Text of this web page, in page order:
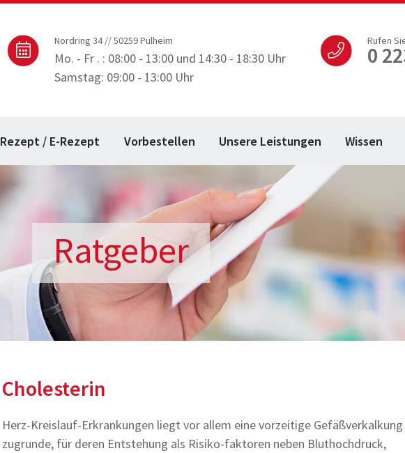
Nordring 34 // 50259 Pulheim
Mo. - Fr . : 08:00 - 13:00 und 14:30 - 18:30 Uhr
Samstag: 09:00 - 13:00 Uhr
Rufen
0
Rezept / E-Rezept Vorbestellen Unsere Leistungen Wissen
Ratgeber
Cholesterin
Herz-Kreislauf-Erkrankungen liegt vor allem eine vorzeitige Gefäßverkalkung
zugrunde, für deren Entstehung als Risiko-faktoren neben Bluthochdruck,